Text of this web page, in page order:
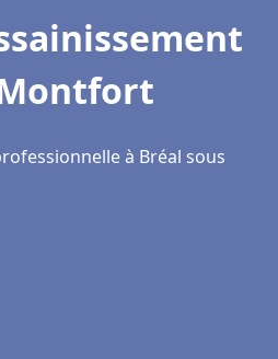
à Bréal sous